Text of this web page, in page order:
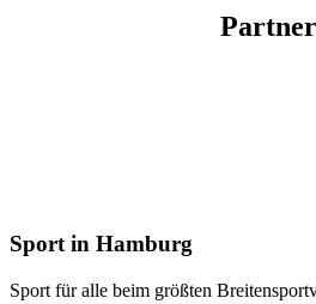
Partner
Sport in Hamburg
Sport für alle beim größten